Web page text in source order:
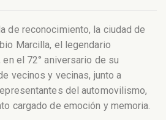
de reconocimiento, la ciudad de
Marcilla, el legendario
en el 72° aniversario de su
vecinos y vecinas, junto a
del automovilismo,
cargado de emoción y memoria.